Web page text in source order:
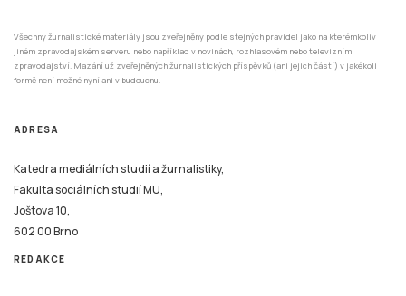
Všechny žurnalistické materiály jsou zveřejněny podle stejných pravidel jako na kterémkoliv
jiném zpravodajském serveru nebo například v novinách, rozhlasovém nebo televizním
zpravodajství. Mazání už zveřejněných žurnalistických příspěvků (ani jejich částí) v jakékoli
formě není možné nyní ani v budoucnu.
ADRESA
Katedra mediálních studií a žurnalistiky,
Fakulta sociálních studií MU,
Joštova 10,
602 00 Brno
REDAKCE